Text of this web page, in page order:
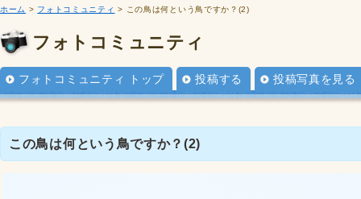
ホーム > フォトコミュニティ > この鳥は何という鳥ですか？(2)
フォトコミュニティ
フォトコミュニティ トップ 投稿する 投稿写真を見る
この鳥は何という鳥ですか？(2)